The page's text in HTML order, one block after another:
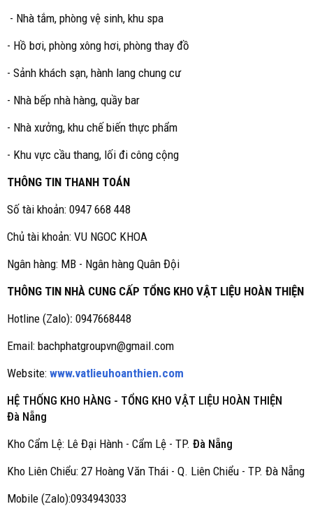
- Nhà tắm, phòng vệ sinh, khu spa
- Hồ bơi, phòng xông hơi, phòng thay đồ
- Sảnh khách sạn, hành lang chung cư
- Nhà bếp nhà hàng, quầy bar
- Nhà xưởng, khu chế biến thực phẩm
- Khu vực cầu thang, lối đi công cộng
THÔNG TIN THANH TOÁN
Số tài khoản: 0947 668 448
Chủ tài khoản: VU NGOC KHOA
Ngân hàng: MB - Ngân hàng Quân Đội
THÔNG TIN NHÀ CUNG CẤP TỔNG KHO VẬT LIỆU HOÀN THIỆN
Hotline (Zalo): 0947668448
Email: bachphatgroupvn@gmail.com
Website: www.vatlieuhoanthien.com
HỆ THỐNG KHO HÀNG - TỔNG KHO VẬT LIỆU HOÀN THIỆN
Đà Nẵng
Kho Cẩm Lệ: Lê Đại Hành - Cẩm Lệ - TP. Đà Nẵng
Kho Liên Chiểu: 27 Hoàng Văn Thái - Q. Liên Chiểu - TP. Đà Nẵng
Mobile (Zalo):0934943033